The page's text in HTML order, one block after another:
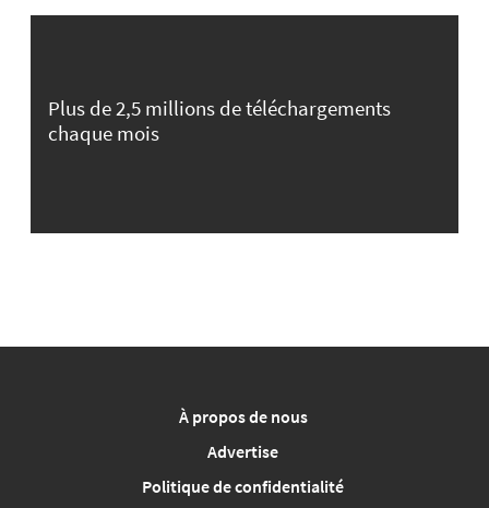
Plus de 2,5 millions de téléchargements
chaque mois
À propos de nous
Advertise
Politique de confidentialité